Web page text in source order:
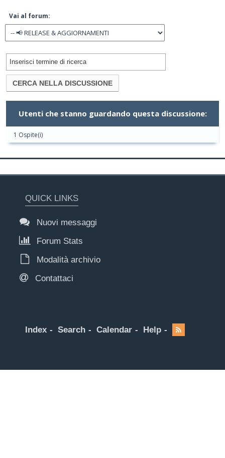
Vai al forum:
Utenti che stanno guardando questa discussione:
1 Ospite(i)
QUICK LINKS
Nuovi messaggi
Forum Stats
Modalità archivio
Contattaci
Index Search Calendar Help